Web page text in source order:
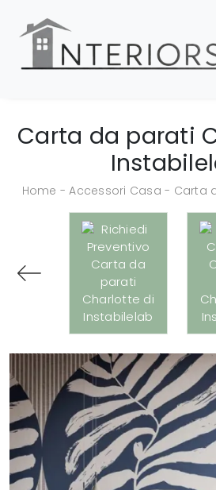
Carta da parati
Home -Accessori Casa - Carta